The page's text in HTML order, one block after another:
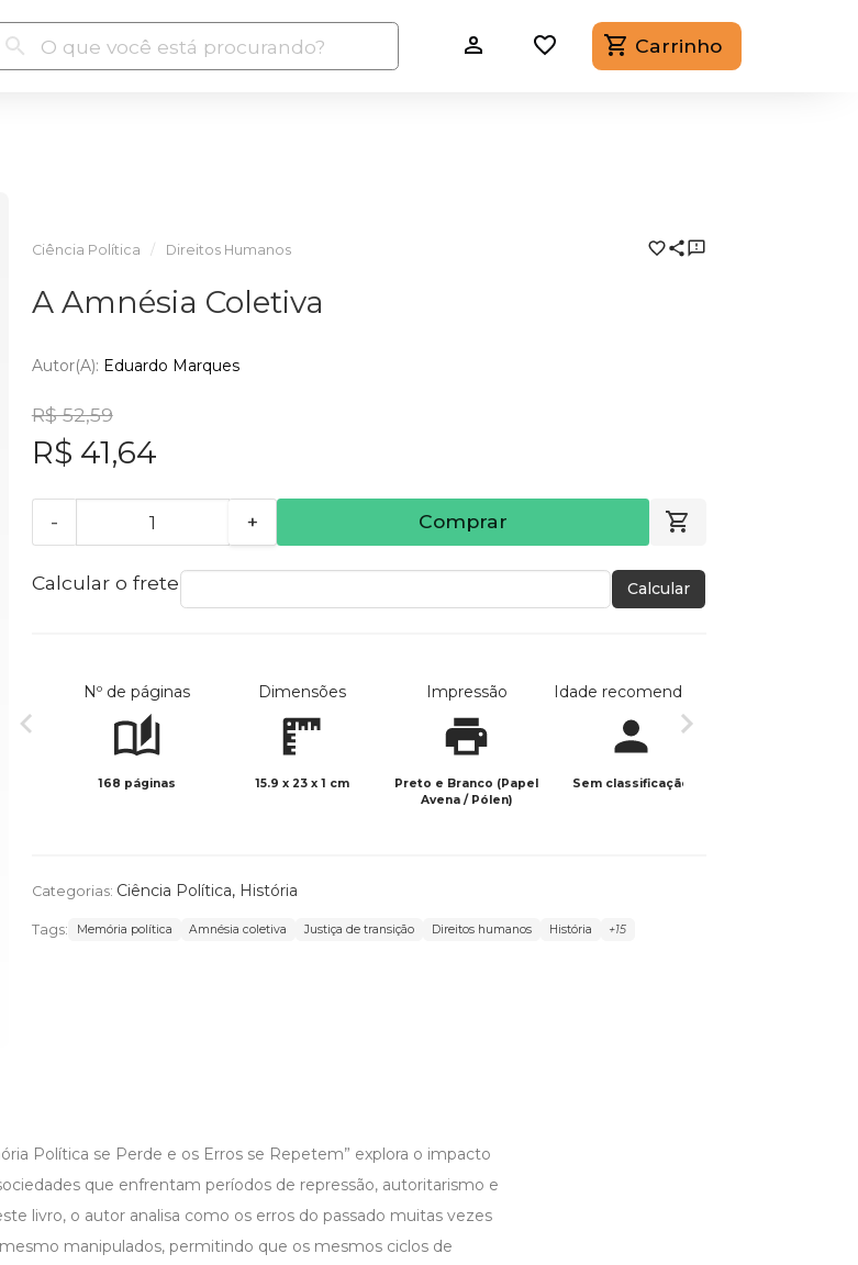
Carrinho
Ciência Política Direitos Humanos
A Amnésia Coletiva
Autor(a): Eduardo Marques
R$ 52,59
R$ 41,64
- + Comprar
Calcular o frete Calcular
Nº de páginas
168 páginas
Dimensões
15.9 x 23 x 1 cm
Impressão
Preto e Branco (Papel
Avena / Pólen)
Idade recomendada
Sem classificação
Categorias: Ciência Política, História
Tags: Memória política Amnésia coletiva Justiça de transição Direitos humanos História +15
Política se Perde e os Erros se Repetem” explora o impacto
que enfrentam períodos de repressão, autoritarismo e
livro, o autor analisa como os erros do passado muitas vezes
manipulados, permitindo que os mesmos ciclos de